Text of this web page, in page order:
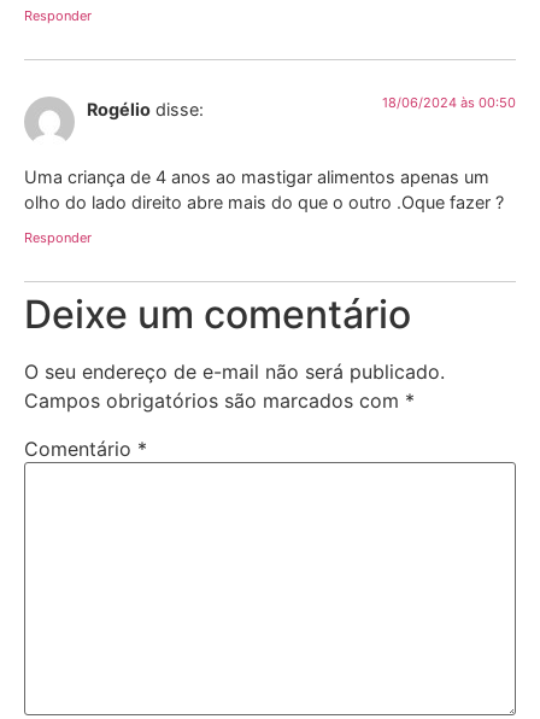
Responder
Rogélio disse: 18/06/2024 às 00:50
Uma criança de 4 anos ao mastigar alimentos apenas um
olho do lado direito abre mais do que o outro .Oque fazer ?
Responder
Deixe um comentário
O seu endereço de e-mail não será publicado.
Campos obrigatórios são marcados com *
Comentário *